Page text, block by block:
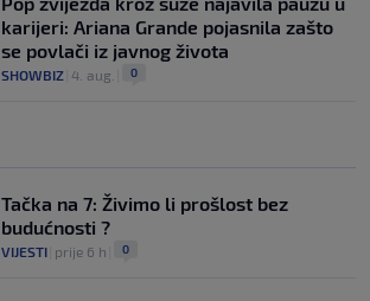
karijeri: Ariana Grande pojasnila zašto
se povlači iz javnog života
SHOWBIZ 4. aug. 0
Tačka na 7: Živimo li prošlost bez
budućnosti ?
VIJESTI prije 6 h 0